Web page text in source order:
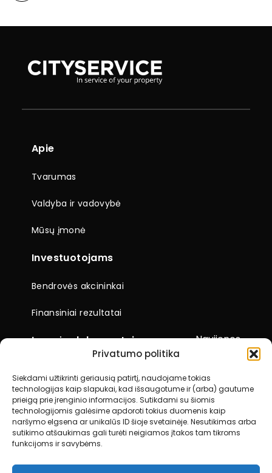
Privatumo politika
Siekdami užtikrinti geriausią patirtį, naudojame tokias
technologijas kaip slapukai, kad išsaugotume ir (arba) gautume
prieigą prie įrenginio informacijos. Sutikdami su šiomis
technologijomis galėsime apdoroti tokius duomenis kaip
naršymo elgsena ar unikalūs ID šioje svetainėje. Nesutikimas arba
sutikimo atšaukimas gali turėti neigiamos įtakos tam tikroms
funkcijoms ir savybėms.
Apie
Tvarumas
Valdyba ir vadovybė
Mūsų įmonė
Investuotojams
Bendrovės akcininkai
Finansiniai rezultatai
Įmonės dokumentai
Visuotiniai akcininkų susirinkimai
Kiti dokumentai
Naujienos
Kontaktai